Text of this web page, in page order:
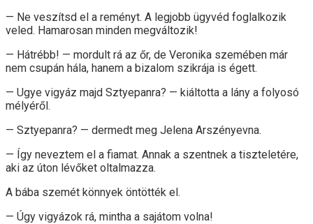
— Ne veszítsd el a reményt. A legjobb ügyvéd foglalkozik
veled. Hamarosan minden megváltozik!
— Hátrébb! — mordult rá az őr, de Veronika szemében már
nem csupán hála, hanem a bizalom szikrája is égett.
— Ugye vigyáz majd Sztyepanra? — kiáltotta a lány a folyosó
mélyéről.
— Sztyepanra? — dermedt meg Jelena Arszényevna.
— Így neveztem el a fiamat. Annak a szentnek a tiszteletére,
aki az úton lévőket oltalmazza.
A bába szemét könnyek öntötték el.
— Úgy vigyázok rá, mintha a sajátom volna!